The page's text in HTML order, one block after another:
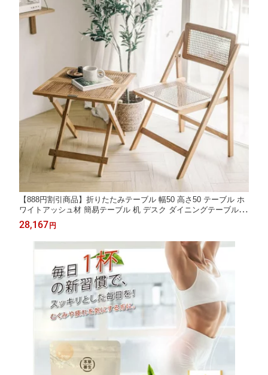
【888円割引商品】折りたたみテーブル 幅50 高さ50 テーブル ホ
ワイトアッシュ材 簡易テーブル 机 デスク ダイニングテーブル 省
スペース 収納 テラス ベランダ【VANLIFE TAIWAN】【台湾直
送】【送料無料】
28,167 円